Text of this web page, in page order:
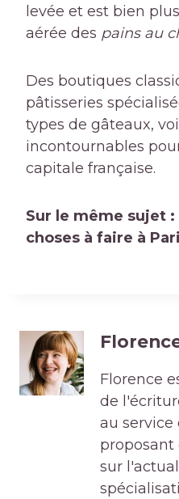
levée et est bien
aérée des pains au
Des boutiques
pâtisseries
types de gâteaux,
incontournables
capitale française.
Sur le même sujet
choses à faire à
Florence
de
au
proposant
sur